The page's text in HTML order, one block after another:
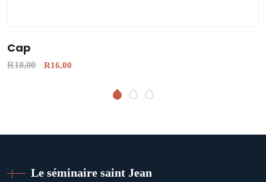
Cap
R18,00 R16,00
Le séminaire saint Jean